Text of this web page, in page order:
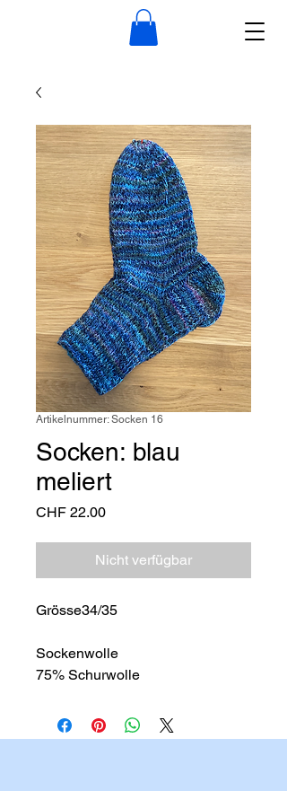
Artikelnummer: Socken 16
Socken: blau
meliert
CHF 22.00Preis
Nicht verfügbar
Grösse34/35
Sockenwolle
75% Schurwolle